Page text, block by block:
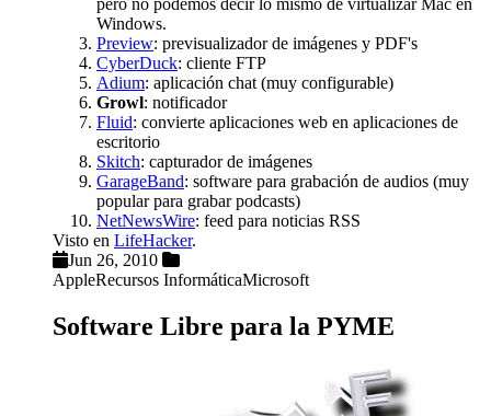
Windows.
Preview: previsualizador de imágenes y PDF's
CyberDuck: cliente FTP
Adium: aplicación chat (muy configurable)
Growl: notificador
Fluid: convierte aplicaciones web en aplicaciones de
escritorio
Skitch: capturador de imágenes
GarageBand: software para grabación de audios (muy
popular para grabar podcasts)
NetNewsWire: feed para noticias RSS
Visto en LifeHacker.
Jun 26, 2010
AppleRecursos InformáticaMicrosoft
Software Libre para la PYME